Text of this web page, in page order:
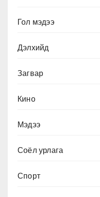
Гол мэдээ
Дэлхийд
Загвар
Кино
Мэдээ
Соёл урлага
Спорт